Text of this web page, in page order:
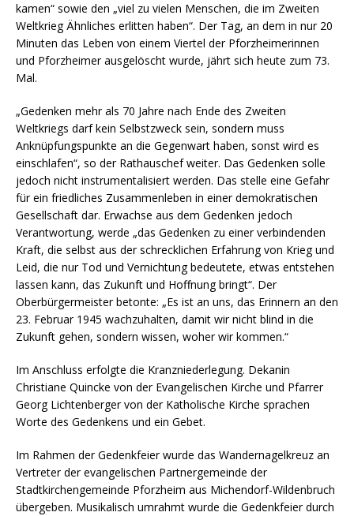
kamen“ sowie den „viel zu vielen Menschen, die im Zweiten
Weltkrieg Ähnliches erlitten haben“. Der Tag, an dem in nur 20
Minuten das Leben von einem Viertel der Pforzheimerinnen
und Pforzheimer ausgelöscht wurde, jährt sich heute zum 73.
Mal.
„Gedenken mehr als 70 Jahre nach Ende des Zweiten
Weltkriegs darf kein Selbstzweck sein, sondern muss
Anknüpfungspunkte an die Gegenwart haben, sonst wird es
einschlafen“, so der Rathauschef weiter. Das Gedenken solle
jedoch nicht instrumentalisiert werden. Das stelle eine Gefahr
für ein friedliches Zusammenleben in einer demokratischen
Gesellschaft dar. Erwachse aus dem Gedenken jedoch
Verantwortung, werde „das Gedenken zu einer verbindenden
Kraft, die selbst aus der schrecklichen Erfahrung von Krieg und
Leid, die nur Tod und Vernichtung bedeutete, etwas entstehen
lassen kann, das Zukunft und Hoffnung bringt“. Der
Oberbürgermeister betonte: „Es ist an uns, das Erinnern an den
23. Februar 1945 wachzuhalten, damit wir nicht blind in die
Zukunft gehen, sondern wissen, woher wir kommen.“
Im Anschluss erfolgte die Kranzniederlegung. Dekanin
Christiane Quincke von der Evangelischen Kirche und Pfarrer
Georg Lichtenberger von der Katholische Kirche sprachen
Worte des Gedenkens und ein Gebet.
Im Rahmen der Gedenkfeier wurde das Wandernagelkreuz an
Vertreter der evangelischen Partnergemeinde der
Stadtkirchengemeinde Pforzheim aus Michendorf-Wildenbruch
übergeben. Musikalisch umrahmt wurde die Gedenkfeier durch